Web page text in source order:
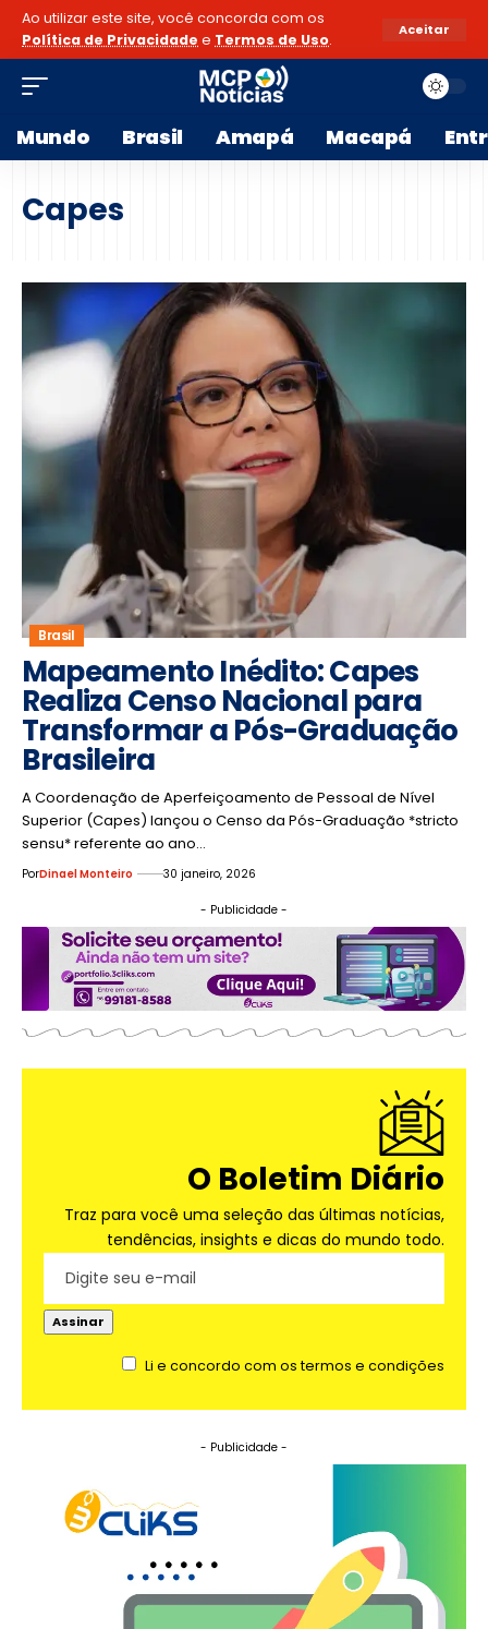
Ao utilizar este site, você concorda com os
Política de Privacidade e Termos de Uso.
Aceitar
Mundo Brasil Amapá Macapá
Capes
Brasil
Mapeamento Inédito: Capes
Realiza Censo Nacional para
Transformar a Pós-Graduação
Brasileira
A Coordenação de Aperfeiçoamento de Pessoal de Nível
Superior (Capes) lançou o Censo da Pós-Graduação *stricto
sensu* referente ao ano…
PorDinael Monteiro 30 janeiro, 2026
- Publicidade -
O Boletim Diário
Traz para você uma seleção das últimas notícias,
tendências, insights e dicas do mundo todo.
Li e concordo com os termos e condições
- Publicidade -